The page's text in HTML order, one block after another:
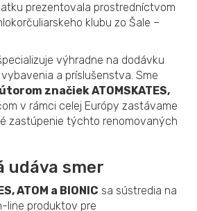
prezentovala prostredníctvom
klubu zo Šale –
výhradne na dodávku
a príslušenstva. Sme
značiek ATOMSKATES,
v rámci celej Európy zastávame
zastúpenie týchto renomovaných
udáva smer
ATOM a BIONIC sa sústredia na
line produktov pre